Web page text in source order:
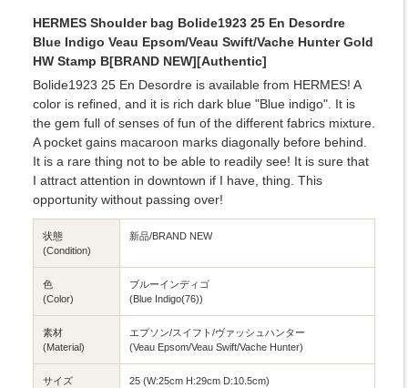
HERMES Shoulder bag Bolide1923 25 En Desordre
Blue Indigo Veau Epsom/Veau Swift/Vache Hunter Gold
HW Stamp B[BRAND NEW][Authentic]
Bolide1923 25 En Desordre is available from HERMES! A
color is refined, and it is rich dark blue "Blue indigo". It is
the gem full of senses of fun of the different fabrics mixture.
A pocket gains macaroon marks diagonally before behind.
It is a rare thing not to be able to readily see! It is sure that
I attract attention in downtown if I have, thing. This
opportunity without passing over!
状態
(Condition)
新品/BRAND NEW
色
(Color)
ブルーインディゴ
(Blue Indigo(76))
素材
(Material)
エプソン/スイフト/ヴァッシュハンター
(Veau Epsom/Veau Swift/Vache Hunter)
サイズ
25 (W:25cm H:29cm D:10.5cm)